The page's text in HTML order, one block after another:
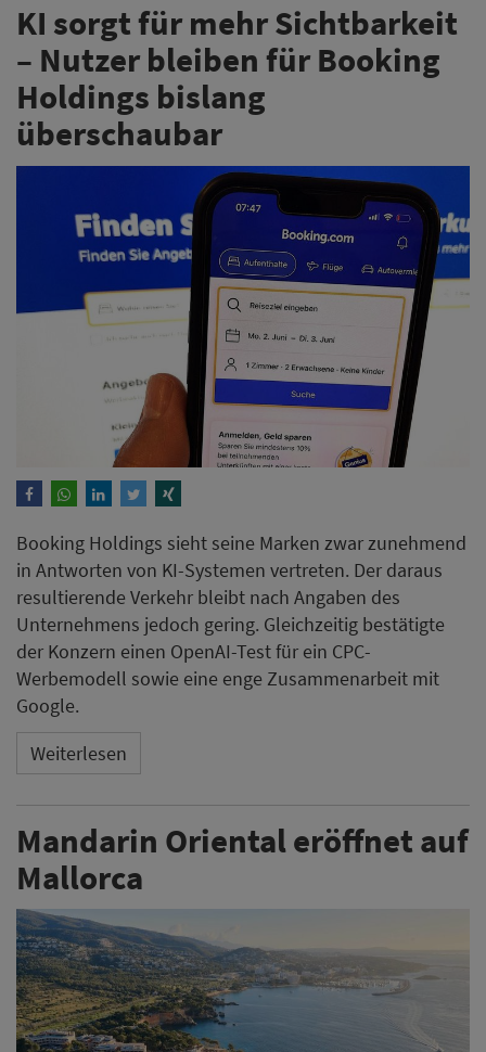
KI sorgt für mehr Sichtbarkeit
– Nutzer bleiben für Booking
Holdings bislang
überschaubar
Booking Holdings sieht seine Marken zwar zunehmend
in Antworten von KI-Systemen vertreten. Der daraus
resultierende Verkehr bleibt nach Angaben des
Unternehmens jedoch gering. Gleichzeitig bestätigte
der Konzern einen OpenAI-Test für ein CPC-
Werbemodell sowie eine enge Zusammenarbeit mit
Google.
Weiterlesen
Mandarin Oriental eröffnet auf
Mallorca